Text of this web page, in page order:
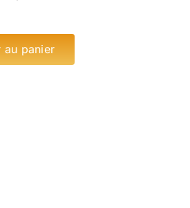
au panier